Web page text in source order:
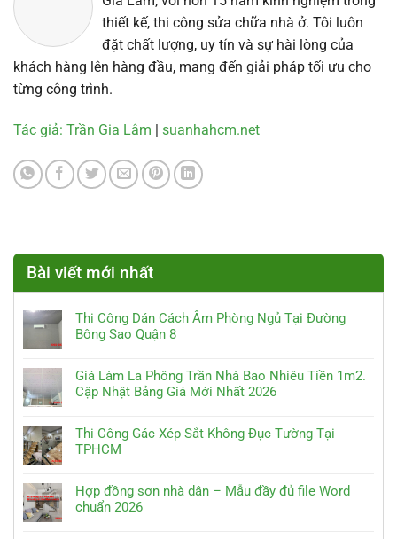
thiết kế, thi công sửa chữa nhà ở. Tôi luôn
đặt chất lượng, uy tín và sự hài lòng của
khách hàng lên hàng đầu, mang đến giải pháp tối ưu cho
từng công trình.
Tác giả: Trần Gia Lâm | suanhahcm.net
Bài viết mới nhất
Thi Công Dán Cách Âm Phòng Ngủ Tại Đường
Bông Sao Quận 8
Giá Làm La Phông Trần Nhà Bao Nhiêu Tiền 1m2.
Cập Nhật Bảng Giá Mới Nhất 2026
Thi Công Gác Xép Sắt Không Đục Tường Tại
TPHCM
Hợp đồng sơn nhà dân – Mẫu đầy đủ file Word
chuẩn 2026